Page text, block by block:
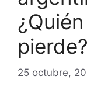
pierde?
25 octubre,